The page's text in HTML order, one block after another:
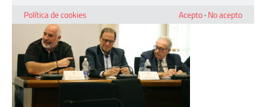
Política de cookies
Acepto· No acepto